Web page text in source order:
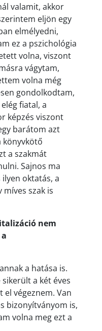
valamit, akkor
eljön egy
elmélyedni,
ez a pszichológia
volna, viszont
vágytam,
volna még
gondolkodtam,
fiatal, a
képzés viszont
barátom azt
könyvkötő
a szakmát
Sajnos ma
oktatás, a
míves szak is
nem
a hatása is.
a két éves
el végeznem. Van
bizonyítványom is,
volna meg ezt a